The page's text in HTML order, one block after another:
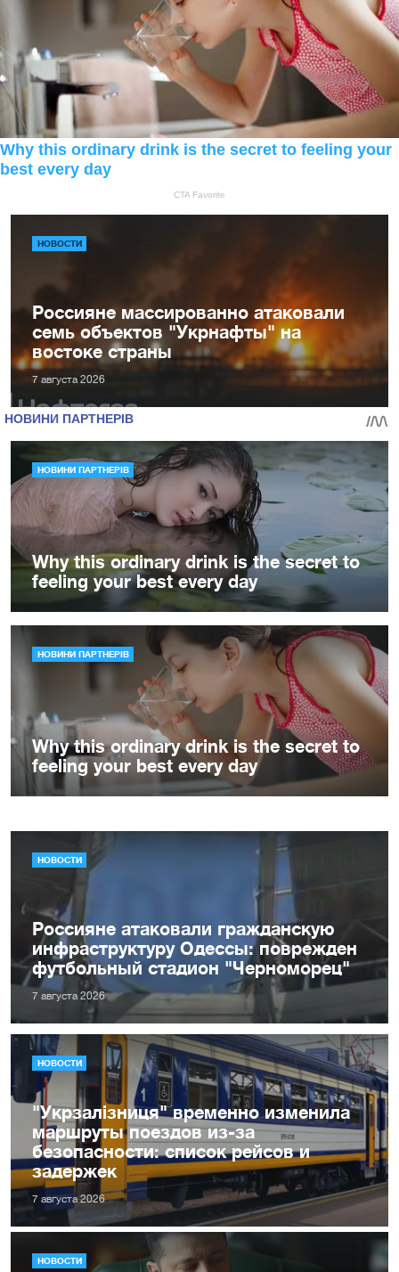
НОВОСТИ
Россияне массированно атаковали
семь объектов "Укрнафты" на
востоке страны
7 августа 2026
НОВОСТИ
Россияне атаковали гражданскую
инфраструктуру Одессы: поврежден
футбольный стадион "Черноморец"
7 августа 2026
НОВОСТИ
"Укрзалізниця" временно изменила
маршруты поездов из-за
безопасности: список рейсов и
задержек
7 августа 2026
НОВОСТИ